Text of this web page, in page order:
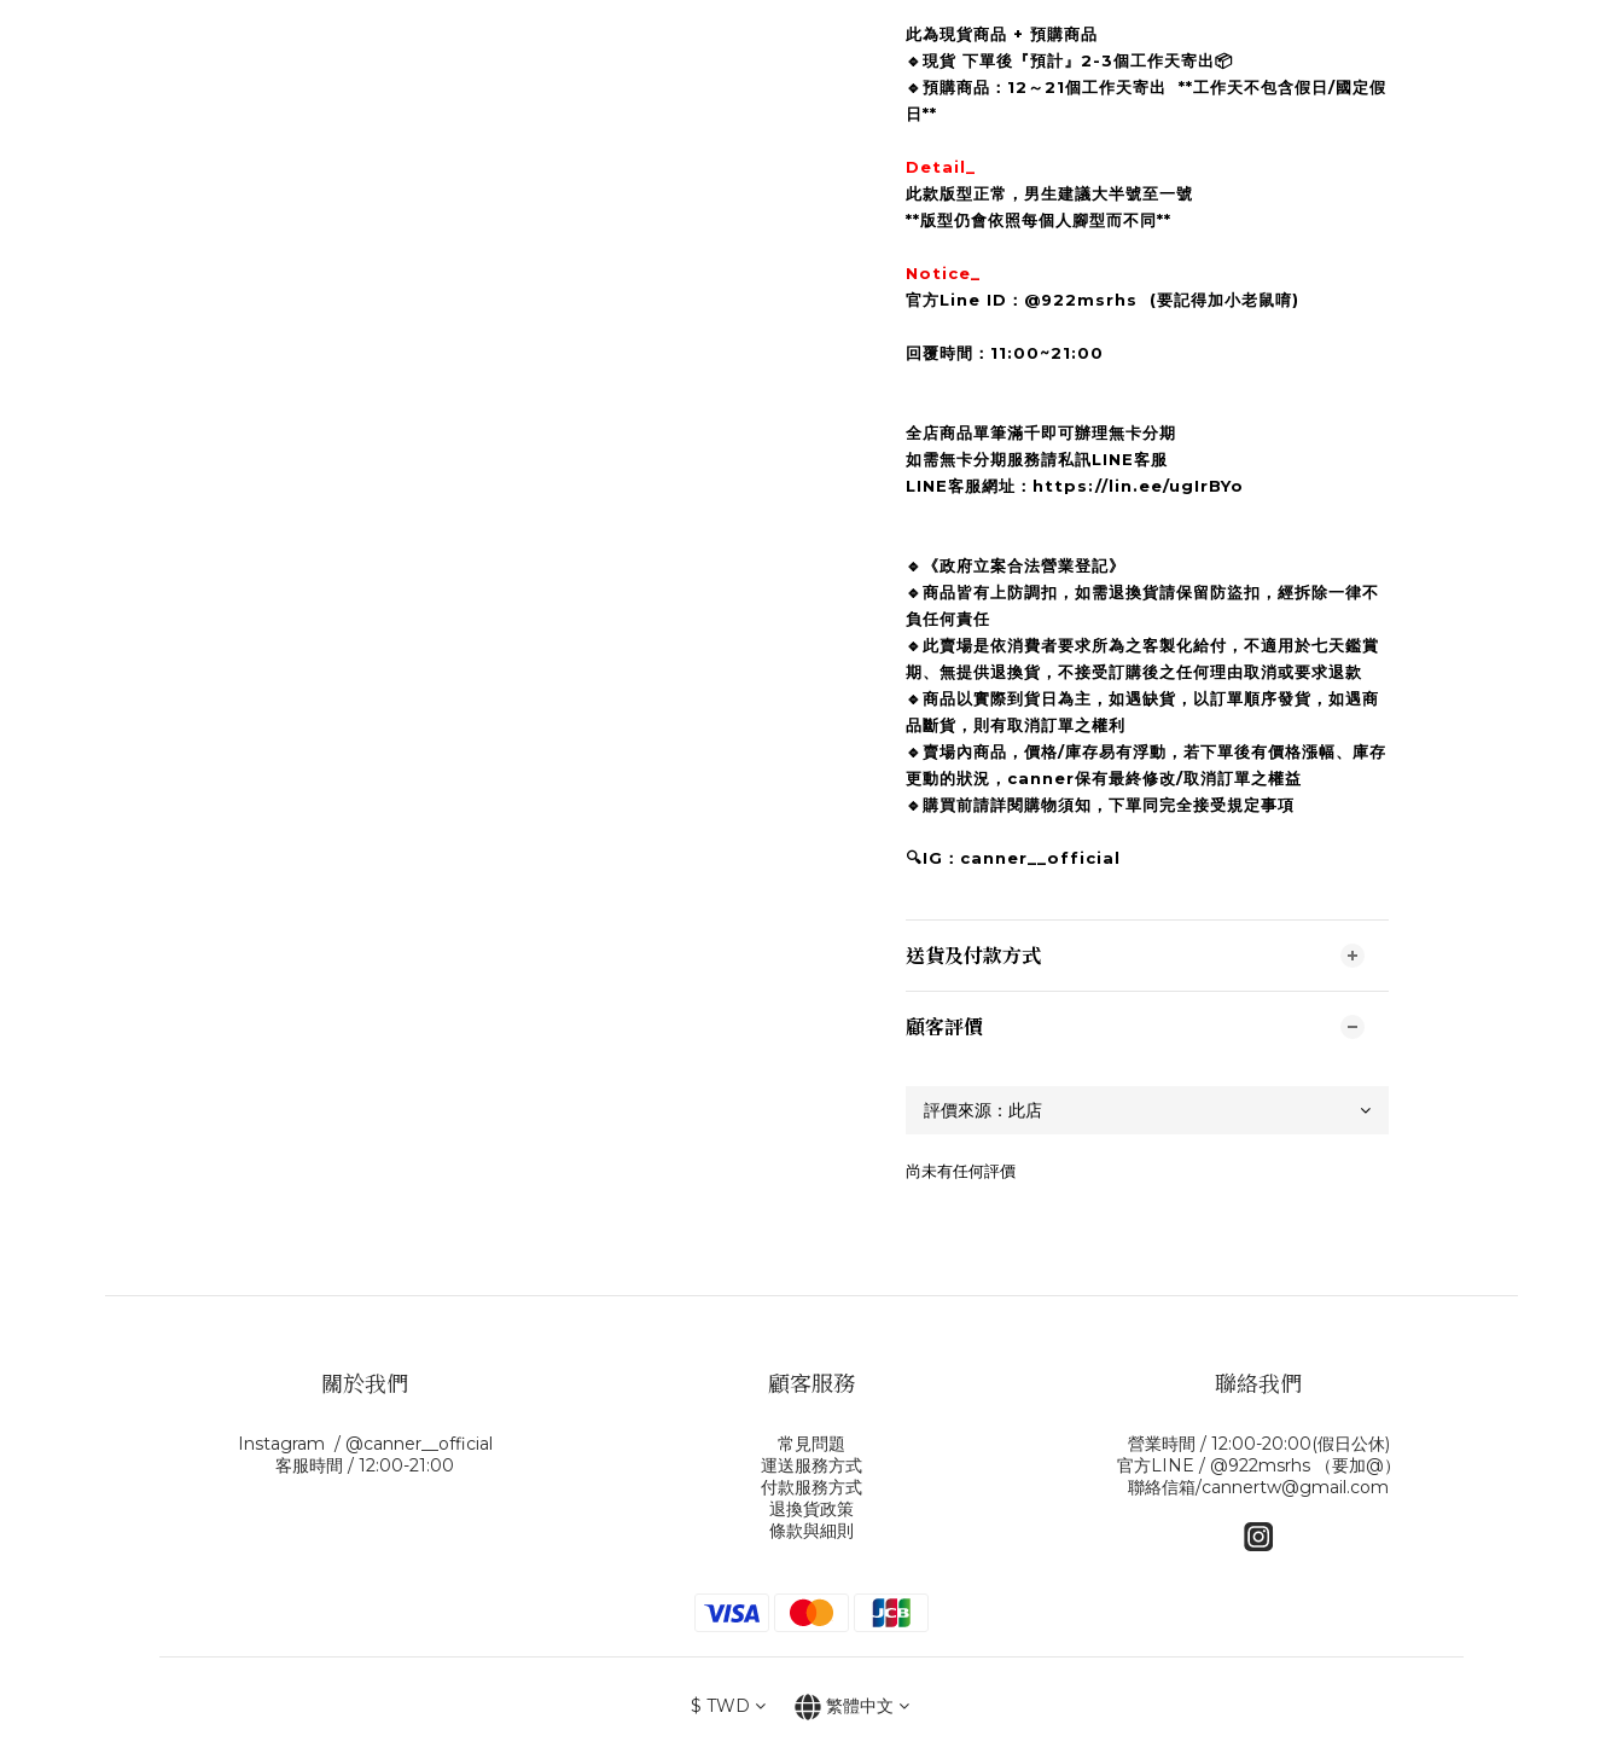
此為現貨商品 + 預購商品
🔹現貨 下單後『預計』2-3個工作天寄出📦
🔹預購商品：12～21個工作天寄出 **工作天不包含假日/國定假
日**
Detail_
此款版型正常，男生建議大半號至一號
**版型仍會依照每個人腳型而不同**
Notice_
官方Line ID：@922msrhs (要記得加小老鼠唷)
回覆時間：11:00~21:00
全店商品單筆滿千即可辦理無卡分期
如需無卡分期服務請私訊LINE客服
LINE客服網址：https://lin.ee/ugIrBYo
🔹《政府立案合法營業登記》
🔹商品皆有上防調扣，如需退換貨請保留防盜扣，經拆除一律不
負任何責任
🔹此賣場是依消費者要求所為之客製化給付，不適用於七天鑑賞
期、無提供退換貨，不接受訂購後之任何理由取消或要求退款
🔹商品以實際到貨日為主，如遇缺貨，以訂單順序發貨，如遇商
品斷貨，則有取消訂單之權利
🔹賣場內商品，價格/庫存易有浮動，若下單後有價格漲幅、庫存
更動的狀況，canner保有最終修改/取消訂單之權益
🔹購買前請詳閱購物須知，下單同完全接受規定事項
🔍IG：canner__official
送貨及付款方式
顧客評價
尚未有任何評價
關於我們
Instagram / @canner__official
客服時間 / 12:00-21:00
顧客服務
常見問題
運送服務方式
付款服務方式
退換貨政策
條款與細則
聯絡我們
營業時間 / 12:00-20:00(假日公休)
官方LINE / @922msrhs （要加@）
聯絡信箱/cannertw@gmail.com
$ TWD 繁體中文